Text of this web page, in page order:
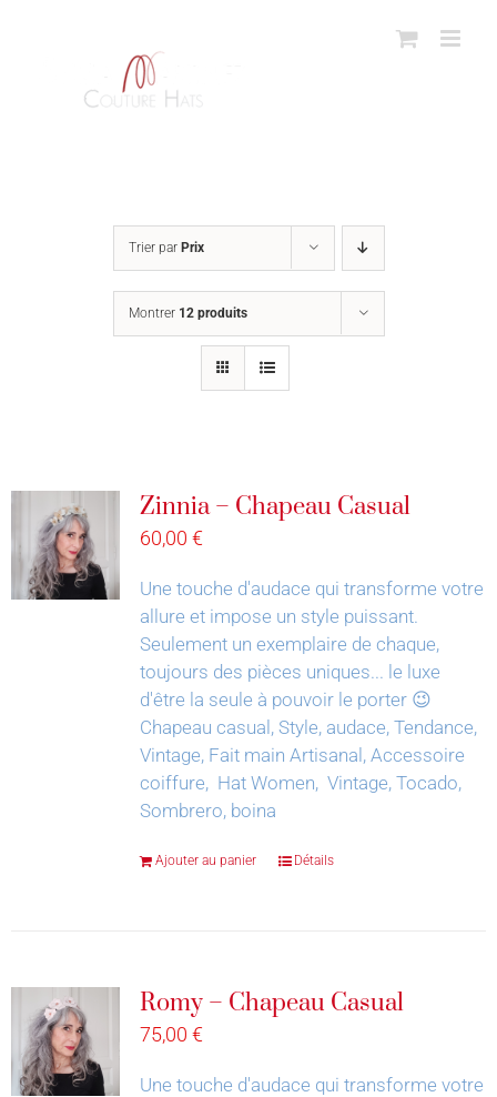
Trier par Prix
Montrer 12 produits
Zinnia – Chapeau Casual
60,00 €
Une touche d'audace qui transforme votre
allure et impose un style puissant.
Seulement un exemplaire de chaque,
toujours des pièces uniques... le luxe
d'être la seule à pouvoir le porter 😉
Chapeau casual, Style, audace, Tendance,
Vintage, Fait main Artisanal, Accessoire
coiffure, Hat Women, Vintage, Tocado,
Sombrero, boina
Ajouter au panier Détails
Romy – Chapeau Casual
75,00 €
Une touche d'audace qui transforme votre